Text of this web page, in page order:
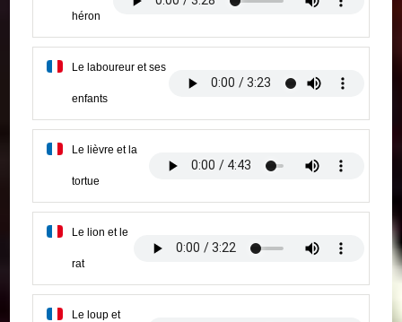
héron
Le laboureur et ses
enfants
Le lièvre et la
tortue
Le lion et le
rat
Le loup et